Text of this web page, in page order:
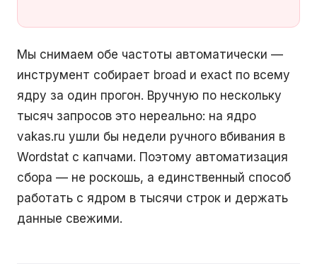
Мы снимаем обе частоты автоматически —
инструмент собирает broad и exact по всему
ядру за один прогон. Вручную по нескольку
тысяч запросов это нереально: на ядро
vakas.ru ушли бы недели ручного вбивания в
Wordstat с капчами. Поэтому автоматизация
сбора — не роскошь, а единственный способ
работать с ядром в тысячи строк и держать
данные свежими.